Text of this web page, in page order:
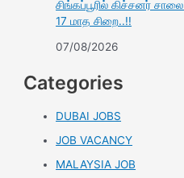
சிங்கப்பூரில் கிச்சனர்
17 மாத சிறை..!!
07/08/2026
Categories
DUBAI JOBS
JOB VACANCY
MALAYSIA JOB